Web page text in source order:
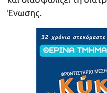
Ένωσης.